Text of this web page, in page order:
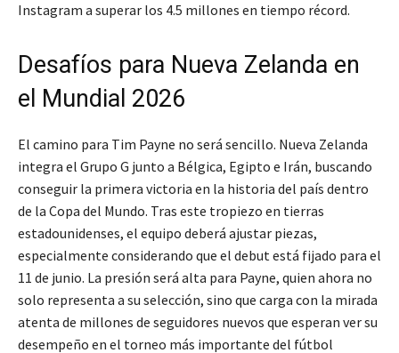
Instagram a superar los 4.5 millones en tiempo récord.
Desafíos para Nueva Zelanda en
el Mundial 2026
El camino para Tim Payne no será sencillo. Nueva Zelanda
integra el Grupo G junto a Bélgica, Egipto e Irán, buscando
conseguir la primera victoria en la historia del país dentro
de la Copa del Mundo. Tras este tropiezo en tierras
estadounidenses, el equipo deberá ajustar piezas,
especialmente considerando que el debut está fijado para el
11 de junio. La presión será alta para Payne, quien ahora no
solo representa a su selección, sino que carga con la mirada
atenta de millones de seguidores nuevos que esperan ver su
desempeño en el torneo más importante del fútbol